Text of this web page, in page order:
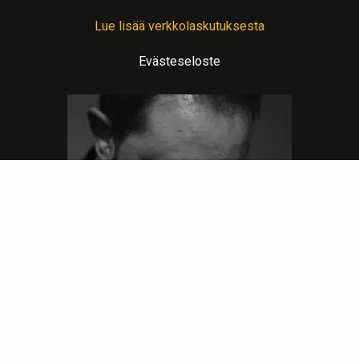
Lue lisää verkkolaskutuksesta
Evästeseloste